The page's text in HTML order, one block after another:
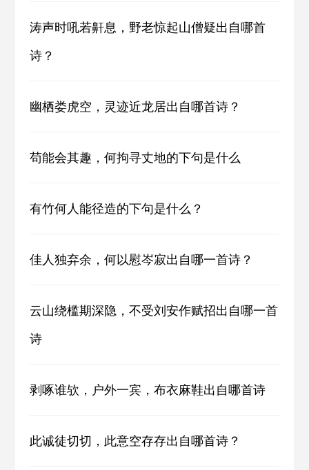
涛声时吼若鼾息，野老惊起山僧疑出自哪首
诗？
幽栖娄虎空，灵迹近龙居出自哪首诗？
苟能会其趣，何拘寻丈地的下句是什么
有竹何人能径造的下句是什么？
佳人独弃余，何以慰岑寂出自哪一首诗？
云山绕槛期深隐，不受刘安作赋招出自哪一首
诗
剥啄谁欤，户外一宾，布衣麻鞋出自哪首诗
此诚徒切切，此意空存存出自哪首诗？